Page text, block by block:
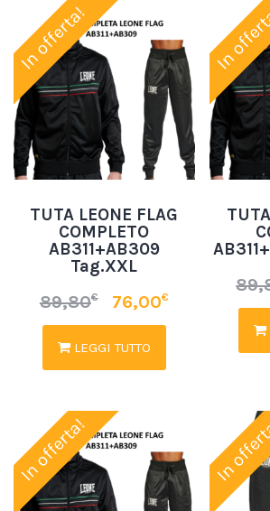
In offerta!
TUTA LEONE FLAG
COMPLETO
AB311+AB309
Tag.XXL
89,80€ 76,00€
LEGGI TUTTO
In
In offerta! In